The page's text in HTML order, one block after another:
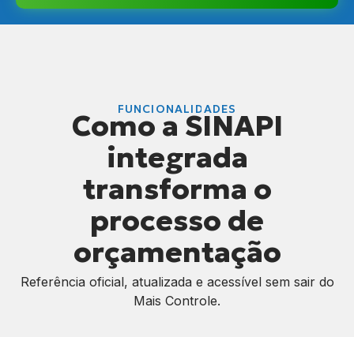
FUNCIONALIDADES
Como a SINAPI
integrada
transforma o
processo de
orçamentação
Referência oficial, atualizada e acessível sem sair do
Mais Controle.